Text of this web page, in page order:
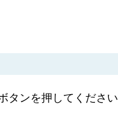
タンを押してください